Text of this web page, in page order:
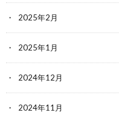
2025年2月
2025年1月
2024年12月
2024年11月